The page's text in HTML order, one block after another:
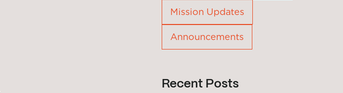
Mission Updates
Announcements
Recent Posts